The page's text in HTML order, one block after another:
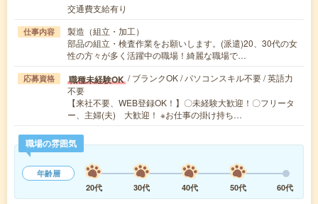
交通費支給有り
仕事内容
製造（組立・加工）
部品の組立・検査作業をお願いします。(派遣)20、30代の女
性の方々が多く活躍中の職場！綺麗な職場で…
応募資格 職種未経験OK / ブランクOK / パソコンスキル不要 / 英語力
不要
【来社不要、WEB登録OK！】〇未経験大歓迎！〇フリータ
ー、主婦(夫) 大歓迎！ ※お仕事の掛け持ち…
職場の雰囲気
年齢層
20代
30代 40代 50代 60代